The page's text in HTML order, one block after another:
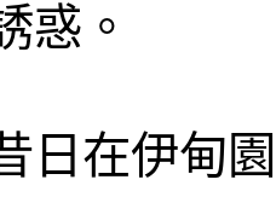
惑。
日在伊甸